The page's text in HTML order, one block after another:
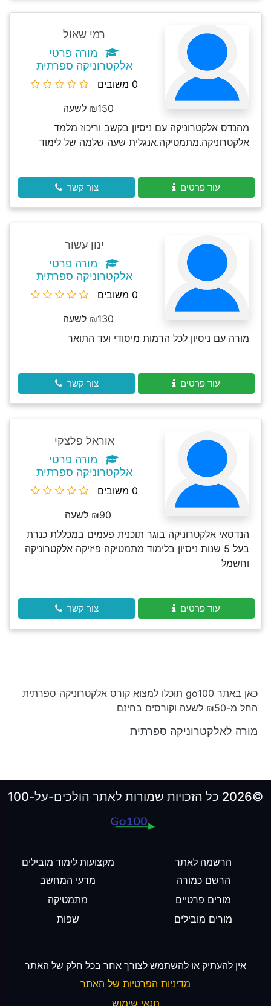
רמי שאול
מורה פרטי
אלקטרוניקה ספרתית
0 משובים
₪150 לשעה
מהנדס אלקטרוניקה עם ניסיון בקשב וריכוז מלמד
אלקטרוניקה.מתמטיקה.אנגלית שעה שלמה של לימוד
עוד פרטים צור קשר
ינון עשור
מורה פרטי
אלקטרוניקה ספרתית
0 משובים
₪130 לשעה
מורה עם ניסיון לכל הרמות מיסודי ועד התואר
עוד פרטים צור קשר
אוראל פלצקי
מורה פרטי
אלקטרוניקה ספרתית
0 משובים
₪90 לשעה
הנדסאי אלקטרוניקה בוגר תוכנית פעמים במכללת כנרת
בעל 5 שנות ניסיון בלימוד מתמטיקה פיזיקה אלקטרוניקה
וחשמל
עוד פרטים צור קשר
כאן באתר go100 תוכלו למצוא קורס אלקטרוניקה ספרתית
החל מ-₪50 לשעה וקורסים בחינם
מורה לאלקטרוניקה ספרתית
©2026 כל הזכויות שמורות לאתר הולכים-על-100
הרשמה לאתר
הרשם כמורה
מורים פרטיים
מורים מובילים
מקצועות לימוד מובילים
מדעי המחשב
מתמטיקה
שפות
אין להעתיק או להשתמש לצורך אחר בכל חלק של האתר
מדיניות הפרטיות של האתר
תנאי שימוש